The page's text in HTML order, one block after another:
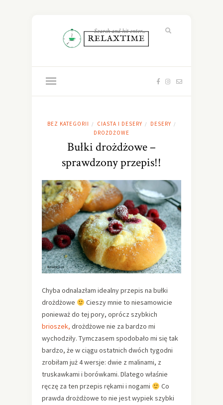
BEZ KATEGORII / CIASTA I DESERY / DESERY /
DROŻDŻOWE
Bułki drożdżowe –
sprawdzony przepis!!
Chyba odnalazłam idealny przepis na bułki
drożdżowe
Cieszy mnie to niesamowicie
ponieważ do tej pory, oprócz szybkich
brioszek, drożdżowe nie za bardzo mi
wychodziły. Tymczasem spodobało mi się tak
bardzo, że w ciągu ostatnich dwóch tygodni
zrobiłam już 4 wersje: dwie z malinami, z
truskawkami i borówkami. Dlatego właśnie
ręczę za ten przepis rękami i nogami
Co
prawda drożdżowe to nie jest wypiek szybki